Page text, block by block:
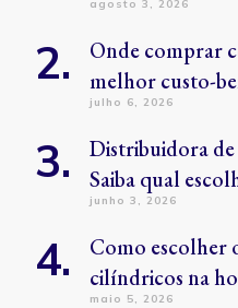
agosto 3, 2026
Onde comprar
melhor custo-
julho 6, 2026
Distribuidora
Saiba qual
junho 3, 2026
Como escolher
cilíndricos na
maio 5, 2026